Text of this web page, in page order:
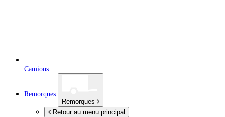
Camions
Remorques
Remorques
Retour au menu principal